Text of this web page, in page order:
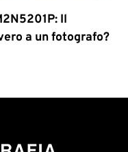
Il
a un fotografo?